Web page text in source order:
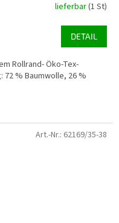
lieferbar(1 St)
DETAIL
Rollrand- Öko-Tex-
% Baumwolle, 26 %
Art.-Nr.: 62169/35-38